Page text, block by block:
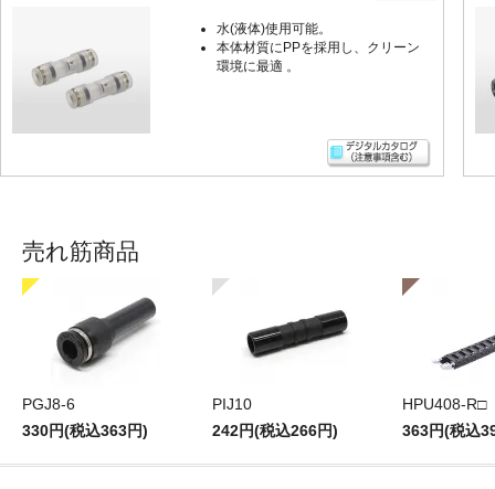
水(液体)使用可能。
本体材質にPPを採用し、クリーン
環境に最適 。
売れ筋商品
PGJ8-6
330円(税込363円)
PIJ10
242円(税込266円)
HPU408-R□
363円(税込